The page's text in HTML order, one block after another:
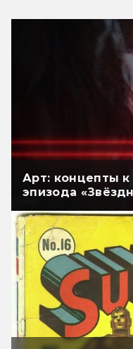
Арт: концепты к
эпизода